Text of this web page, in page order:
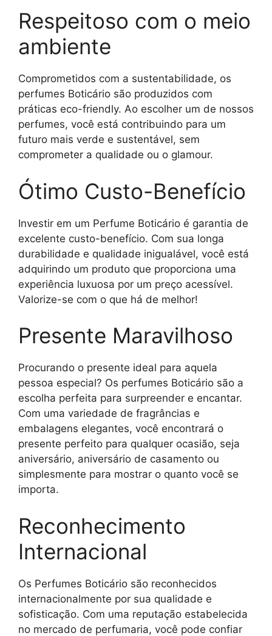
Respeitoso com o meio
ambiente
Comprometidos com a sustentabilidade, os
perfumes Boticário são produzidos com
práticas eco-friendly. Ao escolher um de nossos
perfumes, você está contribuindo para um
futuro mais verde e sustentável, sem
comprometer a qualidade ou o glamour.
Ótimo Custo-Benefício
Investir em um Perfume Boticário é garantia de
excelente custo-benefício. Com sua longa
durabilidade e qualidade inigualável, você está
adquirindo um produto que proporciona uma
experiência luxuosa por um preço acessível.
Valorize-se com o que há de melhor!
Presente Maravilhoso
Procurando o presente ideal para aquela
pessoa especial? Os perfumes Boticário são a
escolha perfeita para surpreender e encantar.
Com uma variedade de fragrâncias e
embalagens elegantes, você encontrará o
presente perfeito para qualquer ocasião, seja
aniversário, aniversário de casamento ou
simplesmente para mostrar o quanto você se
importa.
Reconhecimento
Internacional
Os Perfumes Boticário são reconhecidos
internacionalmente por sua qualidade e
sofisticação. Com uma reputação estabelecida
no mercado de perfumaria, você pode confiar